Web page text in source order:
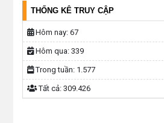
THỐNG KÊ TRUY CẬP
Hôm nay: 67
Hôm qua: 339
Trong tuần: 1.577
Tất cả: 309.426